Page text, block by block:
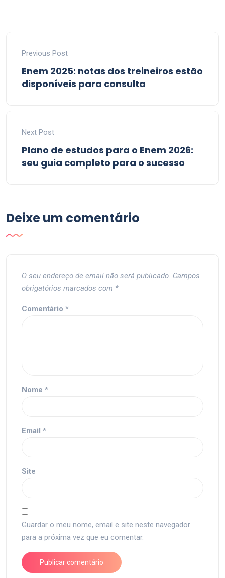
Previous Post
Enem 2025: notas dos treineiros estão
disponíveis para consulta
Next Post
Plano de estudos para o Enem 2026:
seu guia completo para o sucesso
Deixe um comentário
O seu endereço de email não será publicado. Campos
obrigatórios marcados com *
Comentário *
Nome *
Email *
Site
Guardar o meu nome, email e site neste navegador
para a próxima vez que eu comentar.